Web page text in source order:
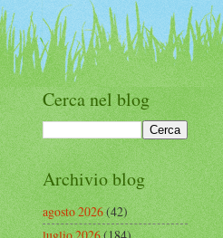
Cerca nel blog
Archivio blog
agosto 2026(42)